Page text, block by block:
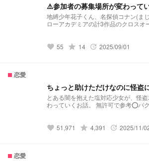
⚠️参加者の募集場所が変わって
地縛少年花子くん、名探偵コナン(ま
ローアカデミアの計3作品のクロスオーバー
favorite 55 grade 14 update 2025/09/01
恋愛
ちょっと助けただけなのに怪盗
とある闇を抱えた塩対応少女が、怪
わっていくお話。 無許可で参考⭕️パクリ⭕️ けどURLは貼って
favorite 51,971 grade 4,391 update 2025/11/
恋愛